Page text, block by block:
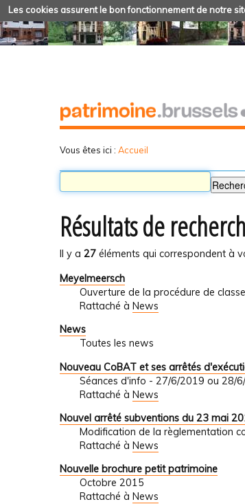
Les cookies assurent le bon fonctionnement de notre
Vous êtes ici : Accueil
Résultats de
Il y a 27 éléments qui correspondent à
Meyelmeersch
Ouverture de la procédure de
Rattaché à News
News
Toutes les news
Nouveau CoBAT et ses arrêtés
Séances d'info - 27/6/2019 ou 28/
Rattaché à News
Nouvel arrêté subventions du 23 mai
Modification de la règlementation
Rattaché à News
Nouvelle brochure petit patrimoine
Octobre 2015
Rattaché à News